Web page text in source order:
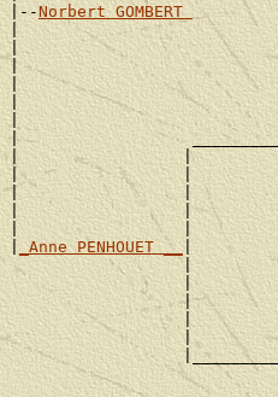
|--Norbert GOMBERT
|
|
|
|
|
|
|
|                 |
|                 |
|                 |
|                 |
|                 |
|
_Anne PENHOUET __ |
|
|
|
|
|